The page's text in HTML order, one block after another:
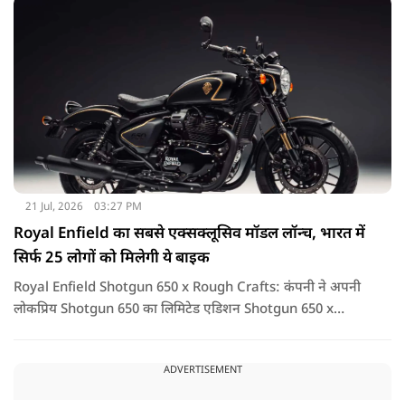
21 Jul, 2026 03:27 PM
Royal Enfield का सबसे एक्सक्लूसिव मॉडल लॉन्च, भारत में
सिर्फ 25 लोगों को मिलेगी ये बाइक
Royal Enfield Shotgun 650 x Rough Crafts: कंपनी ने अपनी
लोकप्रिय Shotgun 650 का लिमिटेड एडिशन Shotgun 650 x
ADVERTISEMENT